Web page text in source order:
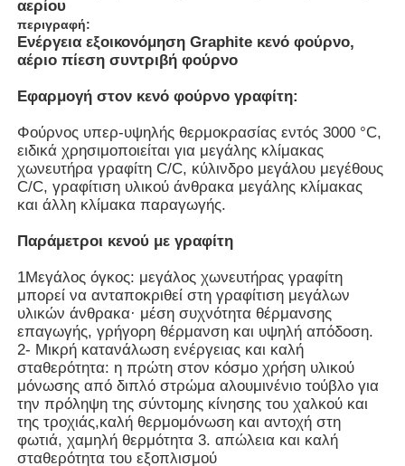
Σπίτι
Προϊόντα
Εμφάνιση VR
αερίου
περιγραφή:
Ενέργεια εξοικονόμηση Graphite κενό φούρνο,
αέριο πίεση συντριβή φούρνο
Εφαρμογή στον κενό φούρνο γραφίτη:
Φούρνος υπερ-υψηλής θερμοκρασίας εντός 3000 °C,
ειδικά χρησιμοποιείται για μεγάλης κλίμακας
χωνευτήρα γραφίτη C/C, κύλινδρο μεγάλου μεγέθους
C/C, γραφίτιση υλικού άνθρακα μεγάλης κλίμακας
και άλλη κλίμακα παραγωγής.
Παράμετροι κενού με γραφίτη
1Μεγάλος όγκος: μεγάλος χωνευτήρας γραφίτη
μπορεί να ανταποκριθεί στη γραφίτιση μεγάλων
υλικών άνθρακα· μέση συχνότητα θέρμανσης
επαγωγής, γρήγορη θέρμανση και υψηλή απόδοση.
2- Μικρή κατανάλωση ενέργειας και καλή
σταθερότητα: η πρώτη στον κόσμο χρήση υλικού
μόνωσης από διπλό στρώμα αλουμινένιο τούβλο για
την πρόληψη της σύντομης κίνησης του χαλκού και
της τροχιάς,καλή θερμομόνωση και αντοχή στη
φωτιά, χαμηλή θερμότητα 3. απώλεια και καλή
σταθερότητα του εξοπλισμού